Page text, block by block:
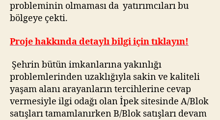
probleminin olmaması da yatırımcıları bu
bölgeye çekti.
Proje hakkında detaylı bilgi için tıklayın!
Şehrin bütün imkanlarına yakınlığı
problemlerinden uzaklığıyla sakin ve kaliteli
yaşam alanı arayanların tercihlerine cevap
vermesiyle ilgi odağı olan İpek sitesinde A/Blok
satışları tamamlanırken B/Blok satışları devam